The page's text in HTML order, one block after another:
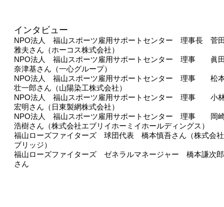
インタビュー
NPO法人 福山スポーツ雇用サポートセンター 理事長 菅
雅夫さん（ホーコス株式会社）
NPO法人 福山スポーツ雇用サポートセンター 理事 眞
奈津基さん（一心グループ）
NPO法人 福山スポーツ雇用サポートセンター 理事 松
壮一郎さん（山陽染工株式会社）
NPO法人 福山スポーツ雇用サポートセンター 理事 小
宏明さん（日東製網株式会社）
NPO法人 福山スポーツ雇用サポートセンター 理事 岡
浩樹さん（株式会社エブリイホーミイホールディングス）
福山ローズファイターズ 球団代表 橋本慎吾さん（株式会社
ブリッジ）
福山ローズファイターズ ゼネラルマネージャー 橋本謙次郎
さん